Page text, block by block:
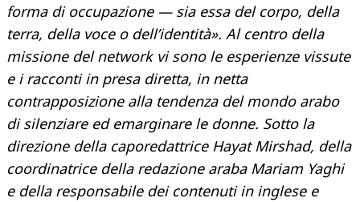
forma di occupazione — sia essa del corpo, della
terra, della voce o dell’identità». Al centro della
missione del network vi sono le esperienze vissute
e i racconti in presa diretta, in netta
contrapposizione alla tendenza del mondo arabo
di silenziare ed emarginare le donne. Sotto la
direzione della caporedattrice Hayat Mirshad, della
coordinatrice della redazione araba Mariam Yaghi
e della responsabile dei contenuti in inglese e